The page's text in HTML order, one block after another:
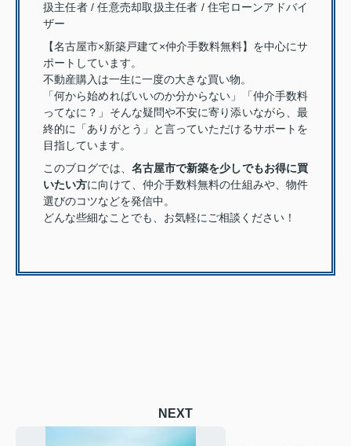
扱主任者 / 任意売却取扱主任者 / 住宅ローンアドバイ
ザー
【名古屋市×新築戸建て×仲介手数料無料】を中心にサ
ポートしています。
不動産購入は一生に一度の大きな買い物。
「何から始めればいいのか分からない」「仲介手数料
ってなに？」そんな疑問や不安に寄り添いながら、最
終的に「ありがとう」と言っていただけるサポートを
目指しています。
このブログでは、 名古屋市で新築を少しでもお得に買
いたい方に向けて、仲介手数料無料の仕組みや、物件
選びのコツなどを発信中。
どんな些細なことでも、お気軽にご相談ください！
NEXT